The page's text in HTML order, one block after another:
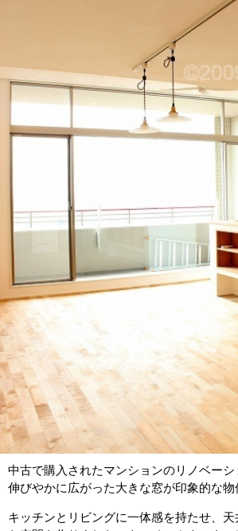
中古で購入されたマンションのリノベー
伸びやかに広がった大きな窓が印象的な物
キッチンとリビングに一体感を持たせ、